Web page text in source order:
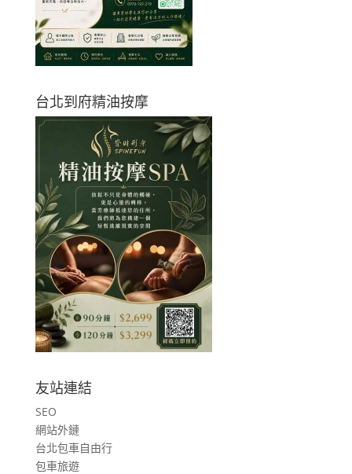
台北到府精油按摩
友站連結
SEO
網站外鏈
台北包車自由行
包車旅遊